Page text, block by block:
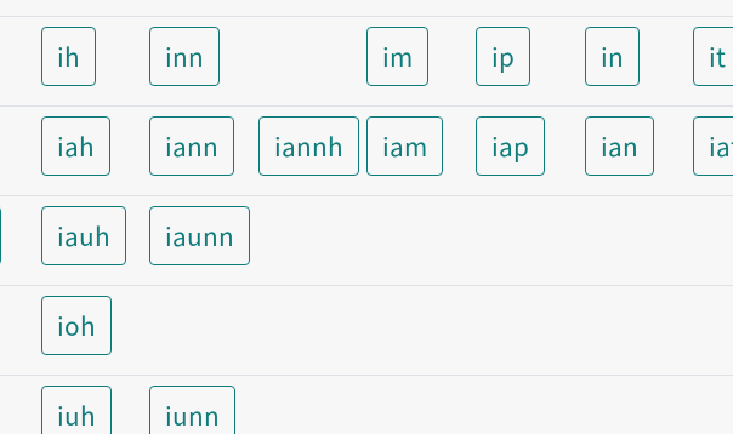
ih inn im ip in it
iah iann iannh iam iap ian
iauh iaunn
ioh
iuh iunn